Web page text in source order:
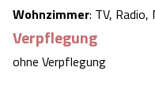
Wohnzimmer: TV,
Verpflegung
ohne Verpflegung